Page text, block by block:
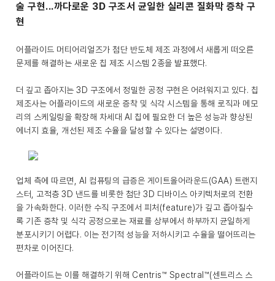
술 구현...까다로운 3D 구조서 균일한 실리콘 질화막 증착 구
현
어플라이드 머티어리얼즈가 첨단 반도체 제조 과정에서 새롭게 떠오른
문제를 해결하는 새로운 칩 제조 시스템 2종을 발표했다.
더 깊고 좁아지는 3D 구조에서 정밀한 공정 구현은 어려워지고 있다. 칩
제조사는 어플라이드의 새로운 증착 및 식각 시스템을 통해 로직과 메모
리의 스케일링을 확장해 차세대 AI 칩에 필요한 더 높은 성능과 향상된
에너지 효율, 개선된 제조 수율을 달성할 수 있다는 설명이다.
업체 측에 따르면, AI 컴퓨팅의 급증은 게이트올어라운드(GAA) 트랜지
스터, 고적층 3D 낸드를 비롯한 첨단 3D 디바이스 아키텍처로의 전환
을 가속화한다. 이러한 수직 구조에서 피처(feature)가 깊고 좁아질수
록 기존 증착 및 식각 공정으로는 재료를 상부에서 하부까지 균일하게
분포시키기 어렵다. 이는 전기적 성능을 저하시키고 수율을 떨어뜨리는
편차로 이어진다.
어플라이드는 이를 해결하기 위해 Centris™ Spectral™(센트리스 스